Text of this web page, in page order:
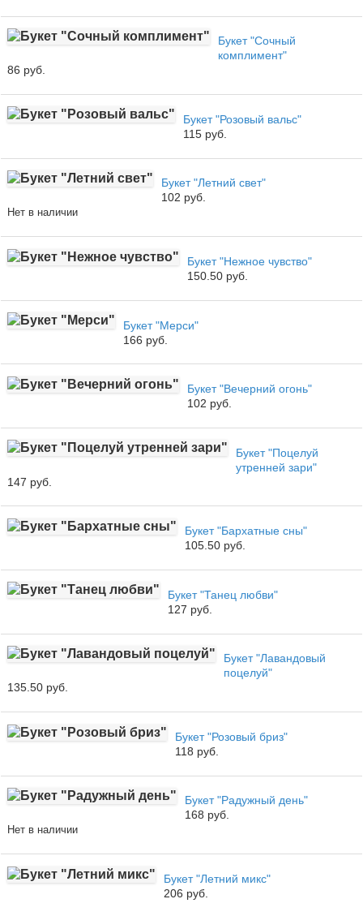
Букет "Сочный
комплимент"
86 руб.
Букет "Розовый вальс"
115 руб.
Букет "Летний свет"
102 руб.
Нет в наличии
Букет "Нежное чувство"
150.50 руб.
Букет "Мерси"
166 руб.
Букет "Вечерний огонь"
102 руб.
Букет "Поцелуй
утренней зари"
147 руб.
Букет "Бархатные сны"
105.50 руб.
Букет "Танец любви"
127 руб.
Букет "Лавандовый
поцелуй"
135.50 руб.
Букет "Розовый бриз"
118 руб.
Букет "Радужный день"
168 руб.
Нет в наличии
Букет "Летний микс"
206 руб.